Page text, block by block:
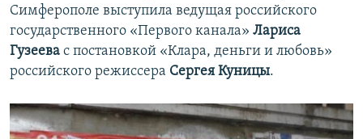
Симферополе выступила ведущая российского
государственного «Первого канала» Лариса
Гузеева с постановкой «Клара, деньги и любовь»
российского режиссера Сергея Куницы.